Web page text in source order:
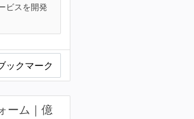
ビスを開発
ックマーク
ーム｜億